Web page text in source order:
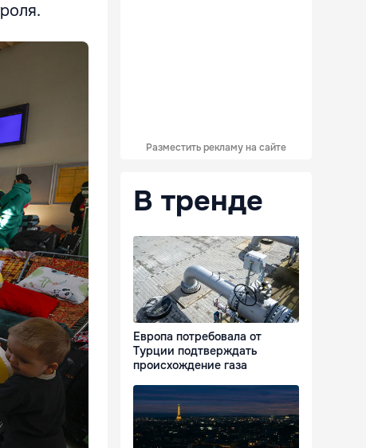
Разместить рекламу на сайте
В тренде
Европа потребовала от
Турции подтверждать
происхождение газа